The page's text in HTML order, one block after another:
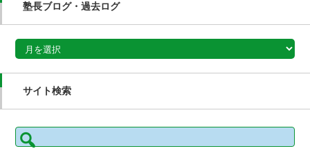
塾長ブログ・過去ログ
塾長ブログ・過去ログ
サイト検索
検
索: